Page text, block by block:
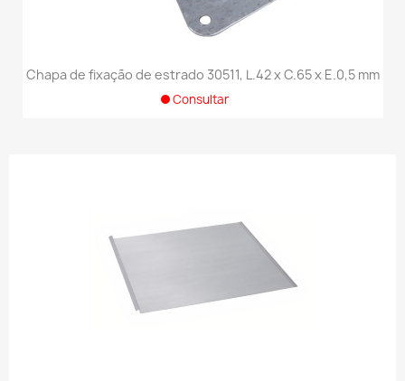
Chapa de fixação de estrado 30511, L.42 x C.65 x E.0,5 mm
Consultar